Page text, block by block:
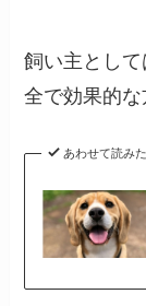
飼い主とし
全で効果的な
あわせて読み